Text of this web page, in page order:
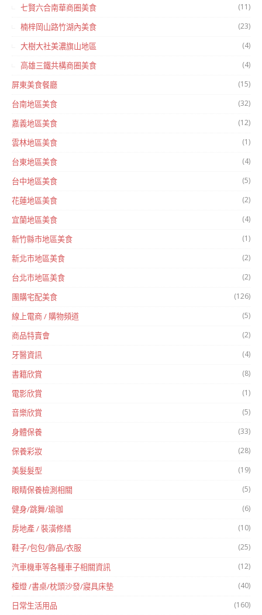
七賢六合南華商圈美食 (11)
楠梓岡山路竹湖內美食 (23)
大樹大社美濃旗山地區 (4)
高雄三鐵共構商圈美食 (4)
屏東美食餐廳 (15)
台南地區美食 (32)
嘉義地區美食 (12)
雲林地區美食 (1)
台東地區美食 (4)
台中地區美食 (5)
花蓮地區美食 (2)
宜蘭地區美食 (4)
新竹縣市地區美食 (1)
新北市地區美食 (2)
台北市地區美食 (2)
團購宅配美食 (126)
線上電商 / 購物頻道 (5)
商品特賣會 (2)
牙醫資訊 (4)
書籍欣賞 (8)
電影欣賞 (1)
音樂欣賞 (5)
身體保養 (33)
保養彩妝 (28)
美髮髮型 (19)
眼睛保養檢測相關 (5)
健身/跳舞/瑜珈 (6)
房地產 / 裝潢修繕 (10)
鞋子/包包/飾品/衣服 (25)
汽車機車等各種車子相關資訊 (12)
檯燈 /書桌/枕頭沙發/寢具床墊 (40)
日常生活用品 (160)